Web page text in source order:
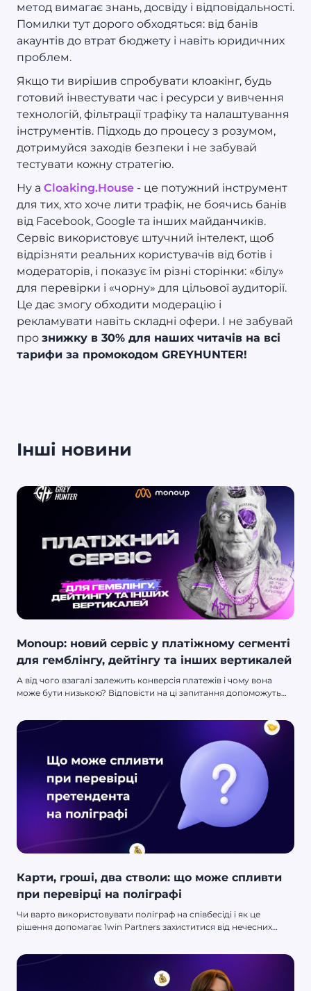
метод вимагає знань, досвіду і відповідальності.
Помилки тут дорого обходяться: від банів
акаунтів до втрат бюджету і навіть юридичних
проблем.
Якщо ти вирішив спробувати клоакінг, будь
готовий інвестувати час і ресурси у вивчення
технологій, фільтрації трафіку та налаштування
інструментів. Підходь до процесу з розумом,
дотримуйся заходів безпеки і не забувай
тестувати кожну стратегію.
Ну а Cloaking.House - це потужний інструмент
для тих, хто хоче лити трафік, не боячись банів
від Facebook, Google та інших майданчиків.
Сервіс використовує штучний інтелект, щоб
відрізняти реальних користувачів від ботів і
модераторів, і показує їм різні сторінки: «білу»
для перевірки і «чорну» для цільової аудиторії.
Це дає змогу обходити модерацію і
рекламувати навіть складні офери. І не забувай
про знижку в 30% для наших читачів на всі
тарифи за промокодом GREYHUNTER!
Інші новини
Monoup: новий сервіс у платіжному сегменті
для гемблінгу, дейтінгу та інших вертикалей
А від чого взагалі залежить конверсія платежів і чому вона
може бути низькою? Відповісти на ці запитання допоможуть
Карти, гроші, два стволи: що може спливти
при перевірці на поліграфі
Чи варто використовувати поліграф на співбесіді і як це
рішення допомагає 1win Partners захиститися від нечесних